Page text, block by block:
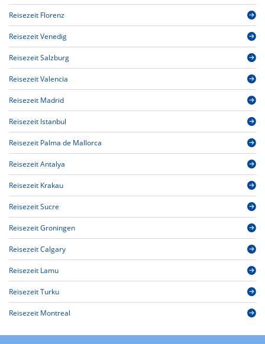
Reisezeit Florenz
Reisezeit Venedig
Reisezeit Salzburg
Reisezeit Valencia
Reisezeit Madrid
Reisezeit Istanbul
Reisezeit Palma de Mallorca
Reisezeit Antalya
Reisezeit Krakau
Reisezeit Sucre
Reisezeit Groningen
Reisezeit Calgary
Reisezeit Lamu
Reisezeit Turku
Reisezeit Montreal